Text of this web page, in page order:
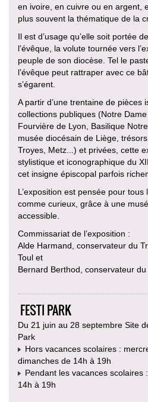
en ivoire, en cuivre ou en argent,
plus souvent la thématique de la
Il est d’usage qu’elle soit portée
l’évêque, la volute tournée vers
peuple de son diocèse. Tel le
l’évêque peut rattraper avec ce
s’égarent.
A partir d’une trentaine de pièces
collections publiques (Notre
Fourvière de Lyon, Basilique
musée diocésain de Liège,
Troyes, Metz...) et privées, cette
stylistique et iconographique du
cet insigne épiscopal parfois
L’exposition est pensée pour
comme curieux, grâce à une
accessible.
Commissariat de l’exposition :
Alde Harmand, conservateur du
Toul et
Bernard Berthod, conservateur
FESTI PARK
Du 21 juin au 28 septembre Site
Park
Hors vacances scolaires :
dimanches de 14h à 19h
Pendant les vacances scolaires
14h à 19h